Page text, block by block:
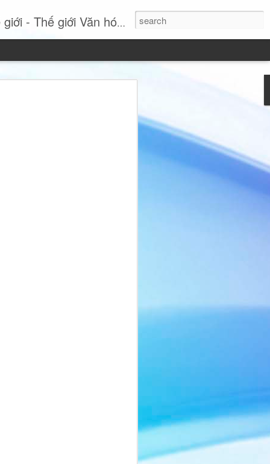
giới Văn hóa Online
ngôn phong cách
Miss International Beauty Queen
hình ảnh đầy cuốn hút của người phụ
và không ngừng tái định nghĩa vẻ đẹp
lộng lẫy hay các chi tiết phô
ngữ thời trang tối giản với sắc beige
cà vạt mang hơi thở menswear
một tổng thể vừa mạnh mẽ, vừa
của người phụ nữ biết cân bằng
vốn có.
ở thần thái đầy chiều sâu. Ánh mắt
những chuyển động nhẹ nhàng
Si trở thành tâm điểm trong từng